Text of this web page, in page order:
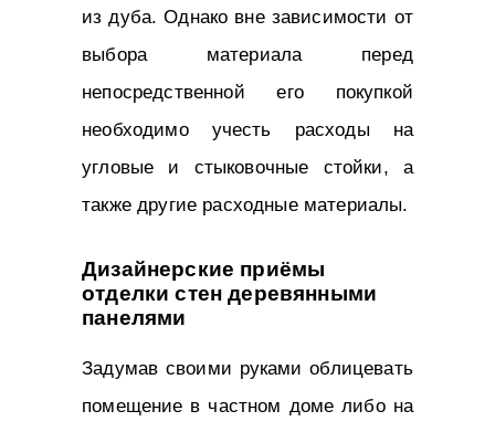
из дуба. Однако вне зависимости от
выбора материала перед
непосредственной его покупкой
необходимо учесть расходы на
угловые и стыковочные стойки, а
также другие расходные материалы.
Дизайнерские приёмы
отделки стен деревянными
панелями
Задумав своими руками облицевать
помещение в частном доме либо на